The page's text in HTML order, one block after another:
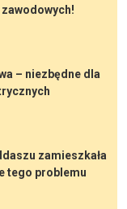
– niezbędne dla
zamieszkała
tego problemu